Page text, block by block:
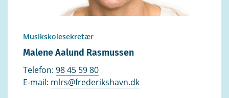
Musikskolesekretær
Malene Aalund Rasmussen
Telefon: 98 45 59 80
E-mail: mlrs@frederikshavn.dk